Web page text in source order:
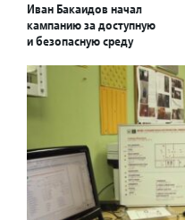
Иван Бакаидов начал
кампанию за доступную
и безопасную среду